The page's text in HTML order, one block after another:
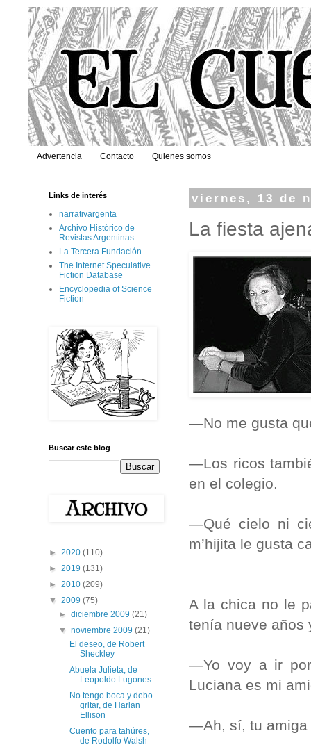
Advertencia Contacto Quienes somos
viernes, 13 de
La fiesta
—No me gusta
—Los ricos
en el colegio.
—Qué cielo ni
m’hijita le gusta
A la chica no le
tenía nueve años
—Yo voy a ir
Luciana es mi
—Ah, sí, tu
Links de interés
narrativargenta
Archivo Histórico de
Revistas Argentinas
La Tercera Fundación
The Internet Speculative
Fiction Database
Encyclopedia of Science
Fiction
Buscar este blog
► 2020 (110)
► 2019 (131)
► 2010 (209)
▼ 2009 (75)
►diciembre 2009(21)
▼noviembre 2009(21)
El deseo, de Robert
Sheckley
Abuela Julieta, de
Leopoldo Lugones
No tengo boca y debo
gritar, de Harlan
Ellison
Cuento para tahúres,
de Rodolfo Walsh